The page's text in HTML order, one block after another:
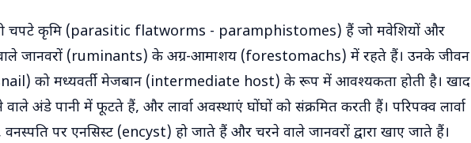
चपटे कृमि (parasitic flatworms - paramphistomes) हैं जो मवेशियों और
जानवरों (ruminants) के अग्र-आमाशय (forestomachs) में रहते हैं। उनके जीवन
को मध्यवर्ती मेजबान (intermediate host) के रूप में आवश्यकता होती है। खाद
अंडे पानी में फूटते हैं, और लार्वा अवस्थाएं घोंघों को संक्रमित करती हैं। परिपक्व लार्वा
पर एनसिस्ट (encyst) हो जाते हैं और चरने वाले जानवरों द्वारा खाए जाते हैं।